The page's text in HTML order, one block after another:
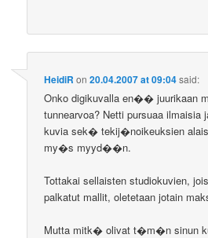
HeidiR on20.04.2007 at 09:04said:
Onko digikuvalla en�� juurikaan
tunnearvoa? Netti pursuaa ilmaisia
kuvia sek� tekij�noikeuksien
my�s myyd��n.
Tottakai sellaisten studiokuvien,
palkatut mallit, oletetaan jotain
Mutta mitk� olivat t�m�n sinun